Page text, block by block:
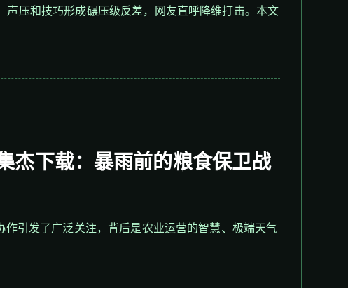
压和技巧形成碾压级反差，网友直呼降维打击。本文
杰下载：暴雨前的粮食保卫战
引发了广泛关注，背后是农业运营的智慧、极端天气